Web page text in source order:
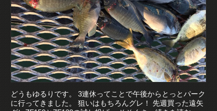
どうもゆるりです。 3連休ってことで午後からとっとパーク
に行ってきました。 狙いはもちろんグレ！ 先週買った遠矢